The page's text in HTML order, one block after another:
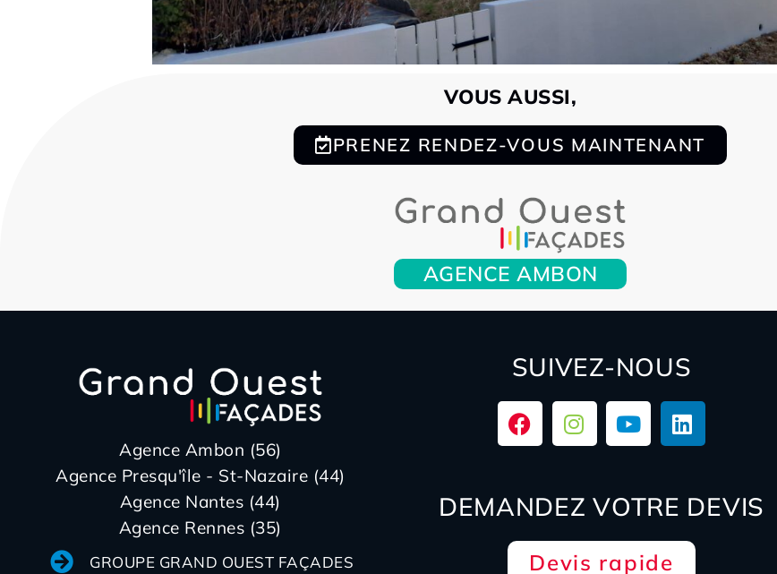
VOUS AUSSI,
PRENEZ RENDEZ-VOUS MAINTENANT
AGENCE AMBON
Agence Ambon (56)
Agence Presqu'île - St-Nazaire (44)
Agence Nantes (44)
Agence Rennes (35)
GROUPE GRAND OUEST FAÇADES
SUIVEZ-NOUS
DEMANDEZ VOTRE DEVIS
Devis rapide